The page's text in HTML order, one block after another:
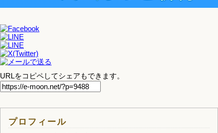
URLをコピペしてシェアもできます。
プロフィール